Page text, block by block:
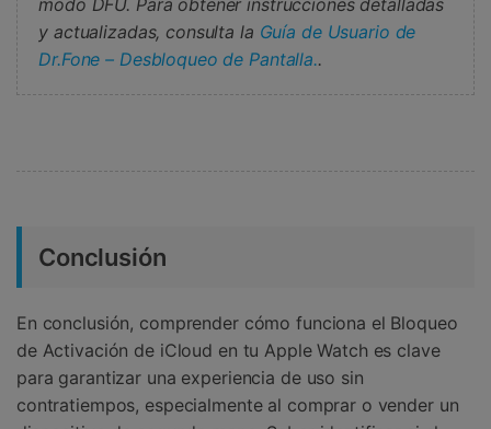
modo DFU. Para obtener instrucciones detalladas
y actualizadas, consulta la Guía de Usuario de
Dr.Fone – Desbloqueo de Pantalla..
Conclusión
En conclusión, comprender cómo funciona el Bloqueo
de Activación de iCloud en tu Apple Watch es clave
para garantizar una experiencia de uso sin
contratiempos, especialmente al comprar o vender un